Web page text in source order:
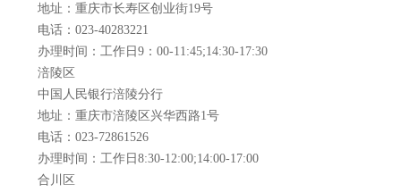
地址：重庆市长寿区创业街19号
电话：023-40283221
办理时间：工作日9：00-11:45;14:30-17:30
涪陵区
中国人民银行涪陵分行
地址：重庆市涪陵区兴华西路1号
电话：023-72861526
办理时间：工作日8:30-12:00;14:00-17:00
合川区